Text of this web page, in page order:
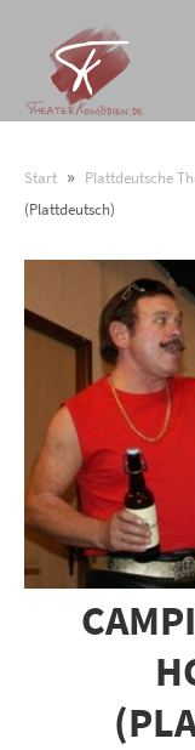
Start » Plattdeutsche
(Plattdeutsch)